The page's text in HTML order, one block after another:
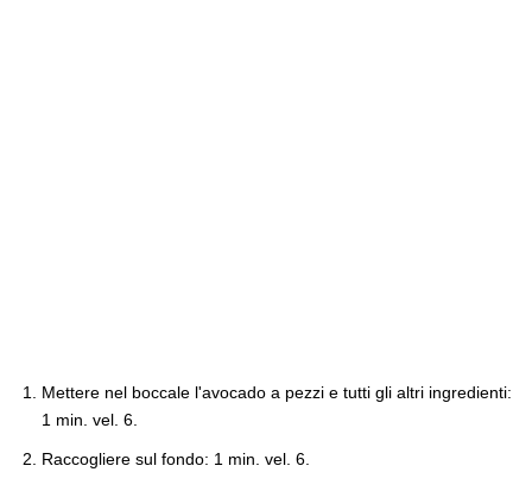
Mettere nel boccale l'avocado a pezzi e tutti gli altri ingredienti:
1 min. vel. 6.
Raccogliere sul fondo: 1 min. vel. 6.